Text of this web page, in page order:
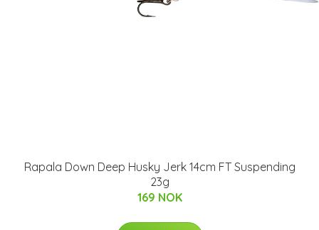
Rapala Down Deep Husky Jerk 14cm FT Suspending
23g
169 NOK